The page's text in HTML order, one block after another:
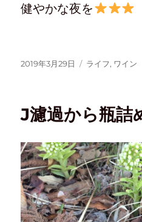
健やかな夜を
2019年3月29日 ライフ, ワイン
J濾過から瓶詰